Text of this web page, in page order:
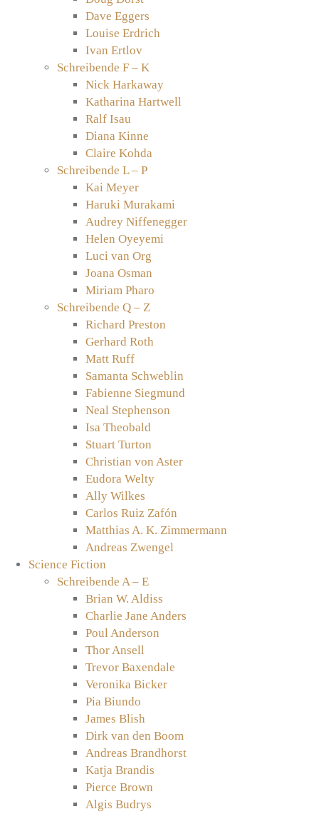
Dave Eggers
Louise Erdrich
Ivan Ertlov
Schreibende F – K
Nick Harkaway
Katharina Hartwell
Ralf Isau
Diana Kinne
Claire Kohda
Schreibende L – P
Kai Meyer
Haruki Murakami
Audrey Niffenegger
Helen Oyeyemi
Luci van Org
Joana Osman
Miriam Pharo
Schreibende Q – Z
Richard Preston
Gerhard Roth
Matt Ruff
Samanta Schweblin
Fabienne Siegmund
Neal Stephenson
Isa Theobald
Stuart Turton
Christian von Aster
Eudora Welty
Ally Wilkes
Carlos Ruiz Zafón
Matthias A. K. Zimmermann
Andreas Zwengel
Science Fiction
Schreibende A – E
Brian W. Aldiss
Charlie Jane Anders
Poul Anderson
Thor Ansell
Trevor Baxendale
Veronika Bicker
Pia Biundo
James Blish
Dirk van den Boom
Andreas Brandhorst
Katja Brandis
Pierce Brown
Algis Budrys